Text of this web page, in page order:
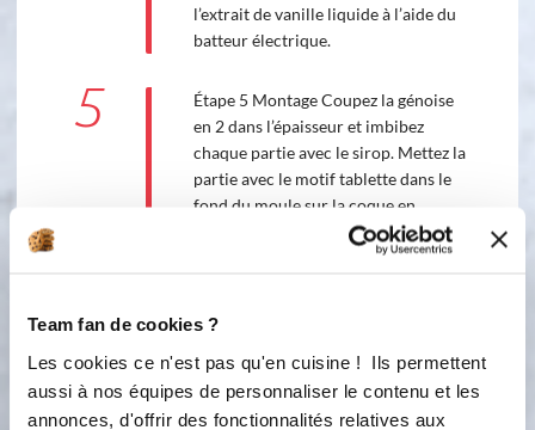
Team fan de cookies ?
Les cookies ce n'est pas qu'en cuisine ! Ils permettent
aussi à nos équipes de personnaliser le contenu et les
annonces, d'offrir des fonctionnalités relatives aux
l’extrait de vanille liquide à l’aide du
batteur électrique.
5
Étape 5 Montage Coupez la génoise
en 2 dans l’épaisseur et imbibez
chaque partie avec le sirop. Mettez la
partie avec le motif tablette dans le
fond du moule sur la coque en
chocolat. Garnissez avec la crème
chantilly et les framboises . Mettez la
congélateur jusqu’au démoulage.
Décorez avec quelques framboises.